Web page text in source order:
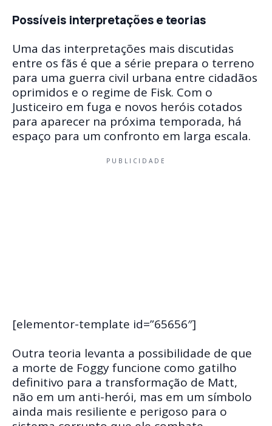
Possíveis interpretações e teorias
Uma das interpretações mais discutidas
entre os fãs é que a série prepara o terreno
para uma guerra civil urbana entre cidadãos
oprimidos e o regime de Fisk. Com o
Justiceiro em fuga e novos heróis cotados
para aparecer na próxima temporada, há
espaço para um confronto em larga escala.
PUBLICIDADE
[elementor-template id=”65656″]
Outra teoria levanta a possibilidade de que
a morte de Foggy funcione como gatilho
definitivo para a transformação de Matt,
não em um anti-herói, mas em um símbolo
ainda mais resiliente e perigoso para o